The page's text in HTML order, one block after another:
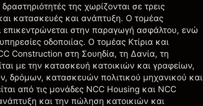
της χωρίζονται σε τρεις
κατασκευές και ανάπτυξη. Ο τομέας
επικεντρώνεται στην παραγωγή ασφάλτου, ενώ
οδοποιίας. Ο τομέας Κτίρια και
Construction στη Σουηδία, τη Δανία, τη
με την κατασκευή κατοικιών και γραφείων,
δρόμων, κατασκευών πολιτικού μηχανικού και
από τις μονάδες NCC Housing και NCC
και την πώληση κατοικιών και